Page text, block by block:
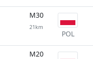
M30
21km
POL
M20